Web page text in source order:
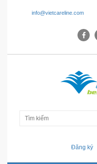
info@vietcareline.com
Đăng ký